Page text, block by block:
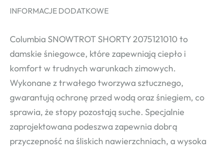
INFORMACJE DODATKOWE
Columbia SNOWTROT SHORTY 2075121010 to
damskie śniegowce, które zapewniają ciepło i
komfort w trudnych warunkach zimowych.
Wykonane z trwałego tworzywa sztucznego,
gwarantują ochronę przed wodą oraz śniegiem, co
sprawia, że stopy pozostają suche. Specjalnie
zaprojektowana podeszwa zapewnia dobrą
przyczepność na śliskich nawierzchniach, a wysoka